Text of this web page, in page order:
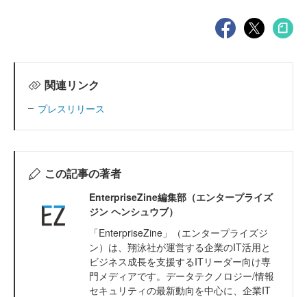
関連リンク
プレスリリース
この記事の著者
EnterpriseZine編集部（エンタープライズ
ジン ヘンシュウブ）
「EnterpriseZine」（エンタープライズジ
ン）は、翔泳社が運営する企業のIT活用と
ビジネス成長を支援するITリーダー向け専
門メディアです。データテクノロジー/情報
セキュリティの最新動向を中心に、企業IT